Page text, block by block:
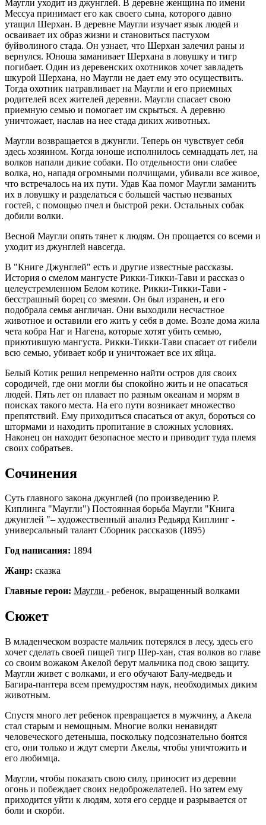
Маугли уходит из джунглей. В деревне женщина по имени
Мессуа принимает его как своего сына, которого давно
утащил Шерхан. В деревне Маугли изучает язык людей и
осваивает их образ жизни и становиться пастухом
буйволиного стада. Он узнает, что Шерхан залечил раны и
вернулся. Юноша заманивает Шерхана в ловушку и тигр
погибает. Один из деревенских охотников хочет завладеть
шкурой Шерхана, но Маугли не дает ему это осуществить.
Тогда охотник натравливает на Маугли и его приемных
родителей всех жителей деревни. Маугли спасает свою
приемную семью и помогает им скрыться. А деревню
уничтожает, наслав на нее стада диких животных.
Маугли возвращается в джунгли. Теперь он чувствует себя
здесь хозяином. Когда юноше исполнилось семнадцать лет, на
волков напали дикие собаки. По отдельности они слабее
волка, но, нападя огромными полчищами, убивали все живое,
что встречалось на их пути. Удав Каа помог Маугли заманить
их в ловушку и разделаться с большей частью незваных
гостей, с помощью пчел и быстрой реки. Остальных собак
добили волки.
Весной Маугли опять тянет к людям. Он прощается со всеми и
уходит из джунглей навсегда.
В "Книге Джунглей" есть и другие известные рассказы.
История о смелом мангусте Рикки-Тикки-Тави и рассказ о
целеустремленном Белом котике. Рикки-Тикки-Тави -
бесстрашный борец со змеями. Он был изранен, и его
подобрала семья англичан. Они выходили несчастное
животное и оставили его жить у себя в доме. Возле дома жила
чета кобра Наг и Нагена, которые хотят убить семью,
приютившую мангуста. Рикки-Тикки-Тави спасает от гибели
всю семью, убивает кобр и уничтожает все их яйца.
Белый Котик решил непременно найти остров для своих
сородичей, где они могли бы спокойно жить и не опасаться
людей. Пять лет он плавает по разным океанам и морям в
поисках такого места. На его пути возникает множество
препятствий. Ему приходиться спасаться от акул, бороться со
штормами и находить пропитание в сложных условиях.
Наконец он находит безопасное место и приводит туда племя
своих собратьев.
Сочинения
Cуть главного закона джунглей (по произведению Р.
Киплинга "Маугли") Постоянная борьба Маугли "Книга
джунглей "– художественный анализ Редьярд Киплинг -
универсальный талант Сборник рассказов (1895)
Год написания: 1894
Жанр: сказка
Главные герои: Маугли - ребенок, выращенный волками
Сюжет
В младенческом возрасте мальчик потерялся в лесу, здесь его
хочет сделать своей пищей тигр Шер-хан, стая волков во главе
со своим вожаком Акелой берут мальчика под свою защиту.
Маугли живет с волками, и его обучают Балу-медведь и
Багира-пантера всем премудростям наук, необходимых диким
животным.
Спустя много лет ребенок превращается в мужчину, а Акела
стал старым и немощным. Многие волки ненавидят
человеческого детеныша, поскольку подсознательно боятся
его, они только и ждут смерти Акелы, чтобы уничтожить и
его любимца.
Маугли, чтобы показать свою силу, приносит из деревни
огонь и побеждает своих недоброжелателей. Но затем ему
приходится уйти к людям, хотя его сердце и разрывается от
боли и скорби.